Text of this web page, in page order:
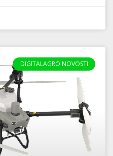
DIGITALAGRO NOVOSTI